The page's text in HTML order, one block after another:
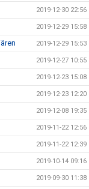
2019-12-30 22:56
2019-12-29 15:58
2019-12-29 15:53
2019-12-27 10:55
2019-12-23 15:08
2019-12-23 12:20
2019-12-08 19:35
2019-11-22 12:56
2019-11-22 12:39
2019-10-14 09:16
2019-09-30 11:38